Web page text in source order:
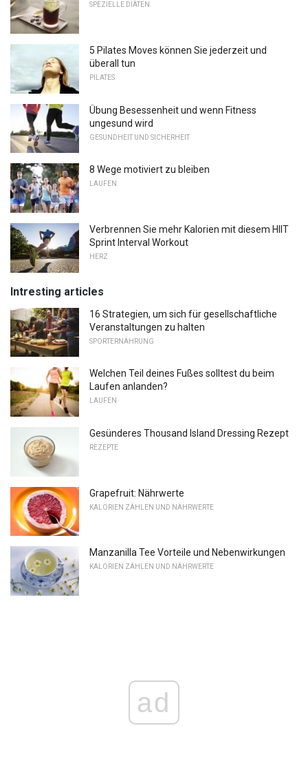
SPEZIELLE DIÄTEN
5 Pilates Moves können Sie jederzeit und
überall tun
PILATES
Übung Besessenheit und wenn Fitness
ungesund wird
GESUNDHEIT UND SICHERHEIT
8 Wege motiviert zu bleiben
LAUFEN
Verbrennen Sie mehr Kalorien mit diesem HIIT
Sprint Interval Workout
HERZ
Intresting articles
16 Strategien, um sich für gesellschaftliche
Veranstaltungen zu halten
SPORTERNÄHRUNG
Welchen Teil deines Fußes solltest du beim
Laufen anlanden?
LAUFEN
Gesünderes Thousand Island Dressing Rezept
REZEPTE
Grapefruit: Nährwerte
KALORIEN ZÄHLEN UND NÄHRWERTE
Manzanilla Tee Vorteile und Nebenwirkungen
KALORIEN ZÄHLEN UND NÄHRWERTE
ad